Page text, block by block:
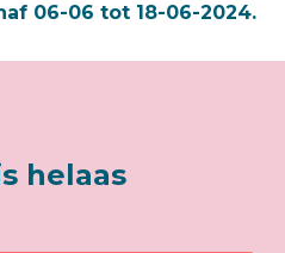
06-06 tot 18-06-2024.
helaas